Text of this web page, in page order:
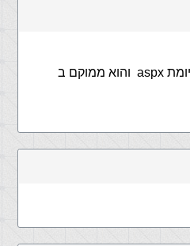
איך בפעל מריצים ב IE קוד aspx (אחרי שהועתק כקובץ עם סיומת aspx והוא ממוקם ב